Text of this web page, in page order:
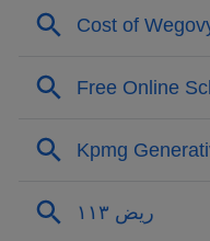
“六位一体”工作
念、弘扬教育家
正是该体系落地的
在制度保障方面
师职业行为十项